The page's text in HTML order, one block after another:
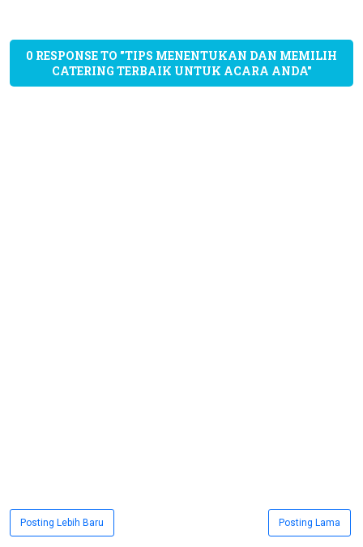
0 RESPONSE TO "TIPS MENENTUKAN DAN MEMILIH
CATERING TERBAIK UNTUK ACARA ANDA"
Posting Lebih Baru Posting Lama